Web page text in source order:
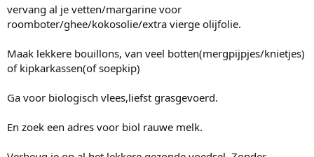
vervang al je vetten/margarine voor
roomboter/ghee/kokosolie/extra vierge olijfolie.
Maak lekkere bouillons, van veel botten(mergpijpjes/knietjes)
of kipkarkassen(of soepkip)
Ga voor biologisch vlees,liefst grasgevoerd.
En zoek een adres voor biol rauwe melk.